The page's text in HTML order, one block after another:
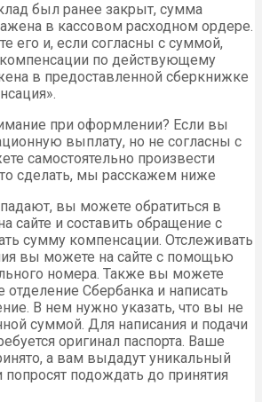
был ранее закрыт, сумма
в кассовом расходном ордере.
его и, если согласны с суммой,
по действующему
в предоставленной сберкнижке
при оформлении? Если вы
выплату, но не согласны с
самостоятельно произвести
сделать, мы расскажем ниже
вы можете обратиться в
сайте и составить обращение с
сумму компенсации. Отслеживать
вы можете на сайте с помощью
номера. Также вы можете
отделение Сбербанка и написать
В нем нужно указать, что вы не
суммой. Для написания и подачи
оригинал паспорта. Ваше
а вам выдадут уникальный
подождать до принятия